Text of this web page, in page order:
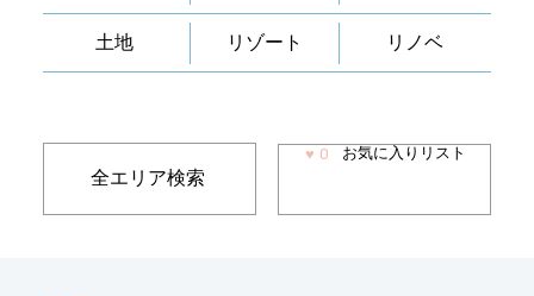
全エリア検索
土地 リゾート リノベ
♥ 0 お気に入りリスト